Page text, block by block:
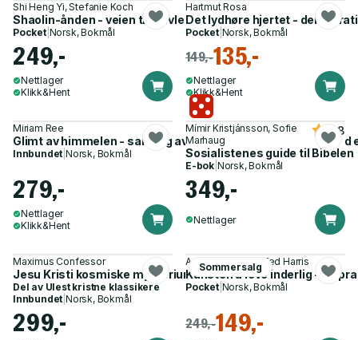
Shi Heng Yi, Stefanie Koch
Shaolin-ånden - veien til selvledelse
Pocket| Norsk, Bokmål
249,-
Nettlager
Klikk&Hent
Hartmut Rosa
Det lydhøre hjertet -
Pocket| Norsk, Bokmål
149,-135,-
Nettlager
Klikk&Hent
Miriam Ree
Glimt av himmelen - samling av 50 vitnesbyrd om møter med
Innbundet |Norsk, Bokmål
279,-
Nettlager
Klikk&Hent
Mímir Kristjánsson, Sofie
Marhaug
Sosialistenes guide til Bibelen
4.8
E-bok Norsk, Bokmål
349,-
Nettlager
Maximus Confessor
Jesu Kristi kosmiske mysterium - utvalgte skrifter
Del av Ulest kristne klassikere
Innbundet |Norsk, Bokmål
299,-
Sommersalg
Ann Lagerström, Ted Harris
Kunsten å leve inderlig - en
Pocket| Norsk, Bokmål
249,-149,-